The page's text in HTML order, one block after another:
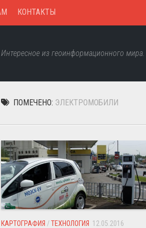
КОНТАКТЫ
Интересное из геоинформационного мира.
ПОМЕЧЕНО: ЭЛЕКТРОМОБИЛИ
КАРТОГРАФИЯ /ТЕХНОЛОГИЯ 12.05.2016